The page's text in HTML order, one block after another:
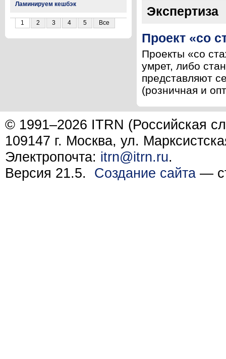
Ламинируем кешбэк
1 2 3 4 5 Все
Экспертиза
Проект «со
Проекты «со
умрет, либо
представляют
(розничная и
© 1991–2026 ITRN (Российская
109147 г. Москва, ул.
Электропочта: itrn@itrn.ru.
Версия 21.5. Создание сайта —